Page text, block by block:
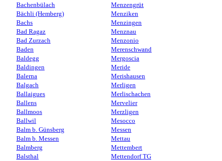
Bachenbülach
Bächli (Hemberg)
Bachs
Bad Ragaz
Bad Zurzach
Baden
Baldegg
Baldingen
Balerna
Balgach
Ballaigues
Ballens
Ballmoos
Ballwil
Balm b. Günsberg
Balm b. Messen
Balmberg
Balsthal
Menzengrüt
Menziken
Menzingen
Menznau
Menzonio
Merenschwand
Mergoscia
Meride
Merishausen
Merligen
Merlischachen
Mervelier
Merzligen
Mesocco
Messen
Mettau
Mettembert
Mettendorf TG